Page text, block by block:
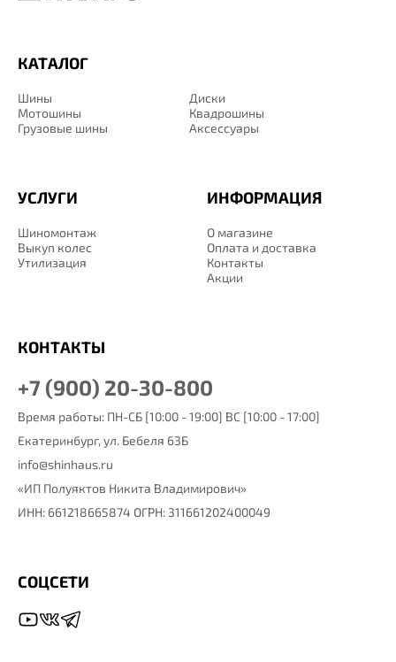
КАТАЛОГ
Шины
Диски
Мотошины
Квадрошины
Грузовые шины
Аксессуары
ИНФОРМАЦИЯ
О магазине
Оплата и доставка
Контакты
Акции
УСЛУГИ
Шиномонтаж
Выкуп колес
Утилизация
КОНТАКТЫ
+7 (900) 20-30-800
Время работы: ПН-СБ [10:00 - 19:00] ВС [10:00 - 17:00]
Екатеринбург, ул. Бебеля 63Б
info@shinhaus.ru
«ИП Полуяктов Никита Владимирович»
ИНН: 661218665874 ОГРН: 311661202400049
СОЦСЕТИ